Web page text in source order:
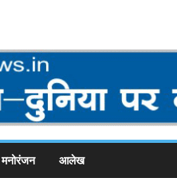
मनोरंजन आलेख